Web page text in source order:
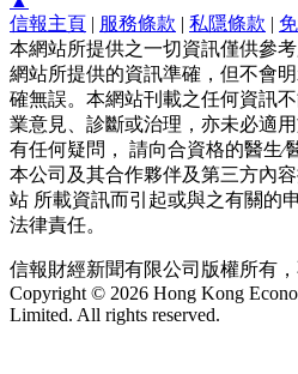
信報主頁 | 服務條款 | 私隱條款 |
本網站所提供之一切資訊僅供參
網站所提供的資訊準確，但不會
確無誤。本網站刊載之任何資訊
業意見、診斷或治理，亦未必適
有任何疑問， 請向合資格的醫生∕
本公司及其合作夥伴及第三方內
站 所載資訊而引起或與之有關的
法律責任。
信報財經新聞有限公司版權所有，
Copyright © 2026 Hong Kong
Limited. All rights reserved.